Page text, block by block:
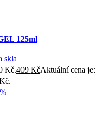
125ml
skla
Kč.409 KčAktuální cena je: